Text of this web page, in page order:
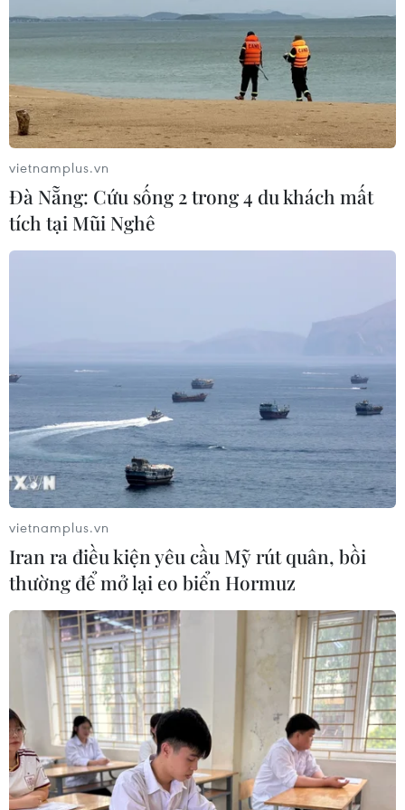
Nghệ nhân trẻ 9X thành công với nghệ
Dưới bàn tay khéo léo, tỉ mẩn của người nghệ nhân trẻ
tuổi Bùi Văn Tự cùng sự trợ giúp của ánh đèn, những tác
phẩm nghệ thuật điêu khắc ánh sáng bằng nhiều chất
liệu đã ra đời.
Trình diễn ánh sáng hoành tráng bằng
drone trong tháng Ba tại Hồ Tây
05/03/2024 03:07
vietnamplus.vn
Đà Nẵng: Cứu sống 2 trong 4 du khách mất
tích tại Mũi Nghê
vietnamplus.vn
Iran ra điều kiện yêu cầu Mỹ rút quân, bồi
thường để mở lại eo biển Hormuz